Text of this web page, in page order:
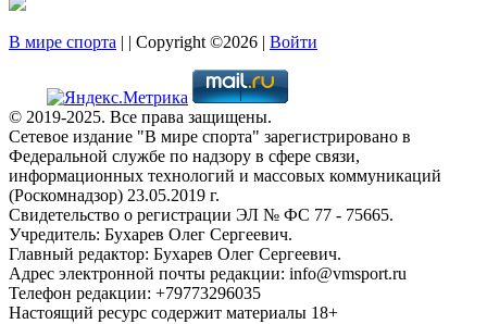
В мире спорта | | Copyright ©2026 | Войти
© 2019-2025. Все права защищены.
Сетевое издание "В мире спорта" зарегистрировано в
Федеральной службе по надзору в сфере связи,
информационных технологий и массовых коммуникаций
(Роскомнадзор) 23.05.2019 г.
Свидетельство о регистрации ЭЛ № ФС 77 - 75665.
Учредитель: Бухарев Олег Сергеевич.
Главный редактор: Бухарев Олег Сергеевич.
Адрес электронной почты редакции: info@vmsport.ru
Телефон редакции: +79773296035
Настоящий ресурс содержит материалы 18+